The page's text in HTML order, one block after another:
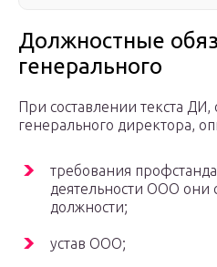
Должностные
генерального
При составлении текста
генерального директора,
требования
деятельности ООО они
должности;
устав ООО;